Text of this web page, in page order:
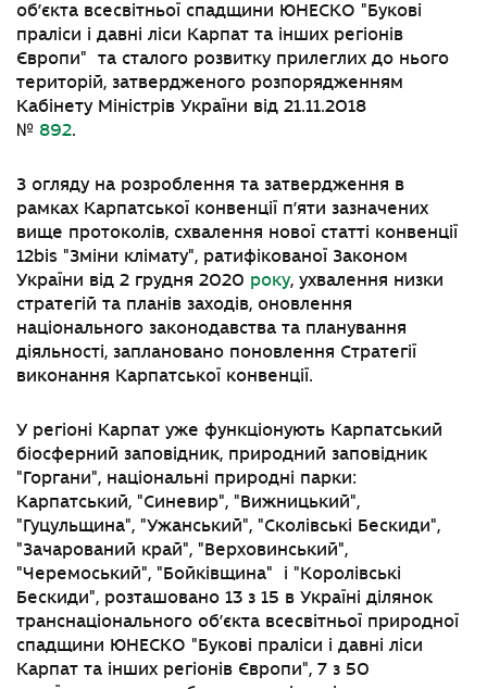
об’єкта всесвітньої спадщини ЮНЕСКО " Букові
праліси і давні ліси Карпат та інших регіонів
Європи"
та сталого розвитку прилеглих до нього
територій, затвердженого розпорядженням
Кабінету Міністрів України від 21.11.2018
№ 892.
З огляду на розроблення та затвердження в
рамках Карпатської конвенції п’яти зазначених
вище протоколів, схвалення нової статті конвенції
12bis "Зміни клімату", ратифікованої Законом
України від 2 грудня 2020 року, ухвалення низки
стратегій та планів заходів, оновлення
національного законодавства та планування
діяльності, заплановано поновлення Стратегії
виконання Карпатської конвенції.
У регіоні Карпат уже функціонують Карпатський
біосферний заповідник, природний заповідник
" Горгани", національні природні парки:
Карпатський, "Синевир", " Вижницький",
" Гуцульщина", "Ужанський", "Сколівські Бескиди",
"Зачарований край", " Верховинський",
"Черемоський", " Бойківщина" і " Королівські
Бескиди", розташовано 13 з 15 в Україні ділянок
транснаціонального об’єкта всесвітньої природної
спадщини ЮНЕСКО " Букові праліси і давні ліси
Карпат та інших регіонів Європи", 7 з 50